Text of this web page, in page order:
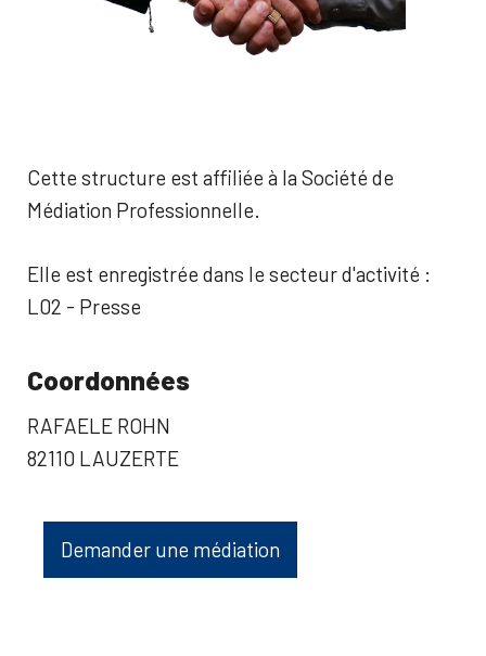
Cette structure est affiliée à la Société de
Médiation Professionnelle.
Elle est enregistrée dans le secteur d'activité :
L02 - Presse
Coordonnées
RAFAELE ROHN
82110 LAUZERTE
Demander une médiation